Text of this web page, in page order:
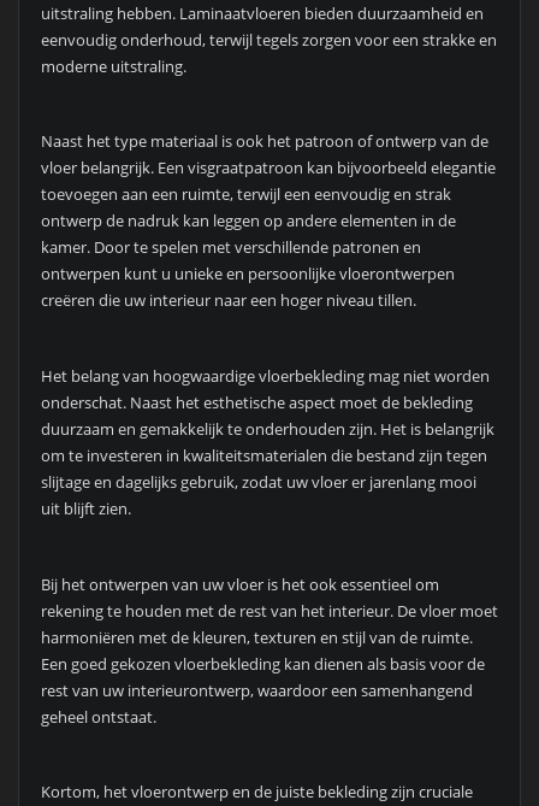
uitstraling hebben. Laminaatvloeren bieden duurzaamheid en
eenvoudig onderhoud, terwijl tegels zorgen voor een strakke en
moderne uitstraling.
Naast het type materiaal is ook het patroon of ontwerp van de
vloer belangrijk. Een visgraatpatroon kan bijvoorbeeld elegantie
toevoegen aan een ruimte, terwijl een eenvoudig en strak
ontwerp de nadruk kan leggen op andere elementen in de
kamer. Door te spelen met verschillende patronen en
ontwerpen kunt u unieke en persoonlijke vloerontwerpen
creëren die uw interieur naar een hoger niveau tillen.
Het belang van hoogwaardige vloerbekleding mag niet worden
onderschat. Naast het esthetische aspect moet de bekleding
duurzaam en gemakkelijk te onderhouden zijn. Het is belangrijk
om te investeren in kwaliteitsmaterialen die bestand zijn tegen
slijtage en dagelijks gebruik, zodat uw vloer er jarenlang mooi
uit blijft zien.
Bij het ontwerpen van uw vloer is het ook essentieel om
rekening te houden met de rest van het interieur. De vloer moet
harmoniëren met de kleuren, texturen en stijl van de ruimte.
Een goed gekozen vloerbekleding kan dienen als basis voor de
rest van uw interieurontwerp, waardoor een samenhangend
geheel ontstaat.
Kortom, het vloerontwerp en de juiste bekleding zijn cruciale